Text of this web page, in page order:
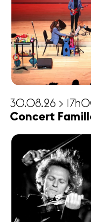
30.08.26 >
Concert